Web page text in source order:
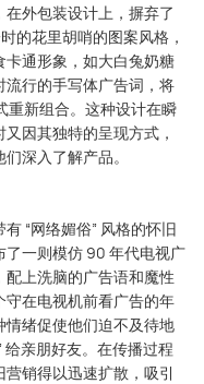
外包装设计上，摒弃了
的花里胡哨的图案风格，
卡通形象，如大白兔奶糖
行的手写体广告词，将
重新组合。这种设计在瞬
因其独特的呈现方式，
深入了解产品。
“网络媚俗” 风格的怀旧
一则模仿 90 年代电视广
上洗脑的广告语和魔性
在电视机前看广告的年
绪促使他们迫不及待地
给亲朋好友。在传播过程
销得以迅速扩散，吸引